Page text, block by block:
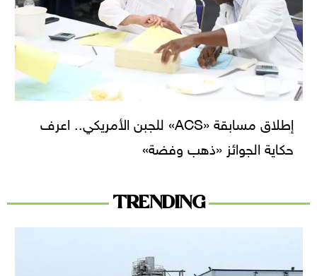
إطلاق مسابقة «ACS» للجبن الأمريكي.. اعرف
حكاية الجوائز «ذهب وفضة»
TRENDING